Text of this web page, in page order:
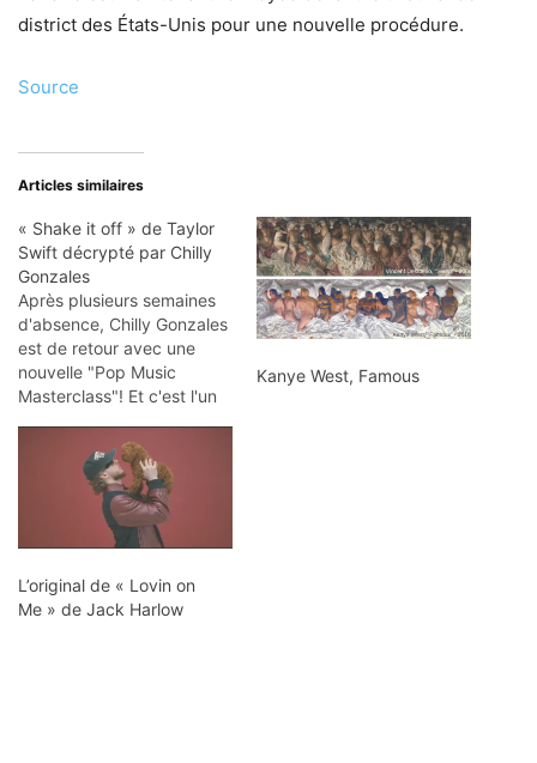
district des États-Unis pour une nouvelle procédure.
Source
Articles similaires
« Shake it off » de Taylor
Swift décrypté par Chilly
Gonzales
Après plusieurs semaines
d'absence, Chilly Gonzales
est de retour avec une
nouvelle "Pop Music
Masterclass"! Et c'est l'un
interprété par Taylor Swift,
qui passe au révélateur :
Kanye West, Famous
L’original de « Lovin on
Me » de Jack Harlow